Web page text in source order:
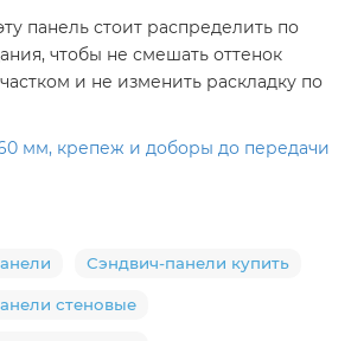
панель стоит распределить по
чтобы не смешать оттенок
и не изменить раскладку по
мм, крепеж и доборы до передачи
Сэндвич-панели купить
стеновые